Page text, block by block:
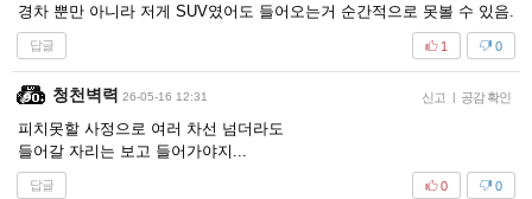
경차 뿐만 아니라 저게 SUV였어도 들어오는거 순간적으로 못볼 수 있음.
답글 0
1
청천벽력 26-05-16 12:31 신고 | 공감 확인
피치못할 사정으로 여러 차선 넘더라도
들어갈 자리는 보고 들어가야지...
답글 0
0